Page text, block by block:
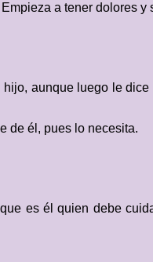
a tener dolores y
aunque luego le
de él, pues lo necesita.
es él quien debe